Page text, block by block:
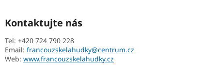
Kontaktujte nás
Tel: +420 724 790 228
Email: francouzskelahudky@centrum.cz
Web: www.francouzskelahudky.cz